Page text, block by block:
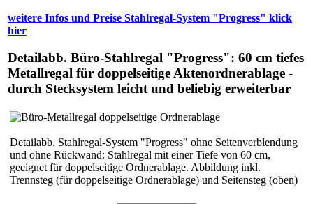
weitere Infos und Preise Stahlregal-System "Progress" klick
hier
Detailabb. Büro-Stahlregal "Progress": 60 cm tiefes
Metallregal für doppelseitige Aktenordnerablage -
durch Stecksystem leicht und beliebig erweiterbar
Detailabb. Stahlregal-System "Progress" ohne Seitenverblendung
und ohne Rückwand: Stahlregal mit einer Tiefe von 60 cm,
geeignet für doppelseitige Ordnerablage. Abbildung inkl.
Trennsteg (für doppelseitige Ordnerablage) und Seitensteg (oben)